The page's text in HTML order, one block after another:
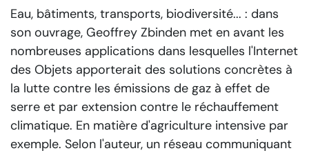
Eau, bâtiments, transports, biodiversité... : dans
son ouvrage, Geoffrey Zbinden met en avant les
nombreuses applications dans lesquelles l'Internet
des Objets apporterait des solutions concrètes à
la lutte contre les émissions de gaz à effet de
serre et par extension contre le réchauffement
climatique. En matière d'agriculture intensive par
exemple. Selon l'auteur, un réseau communiquant